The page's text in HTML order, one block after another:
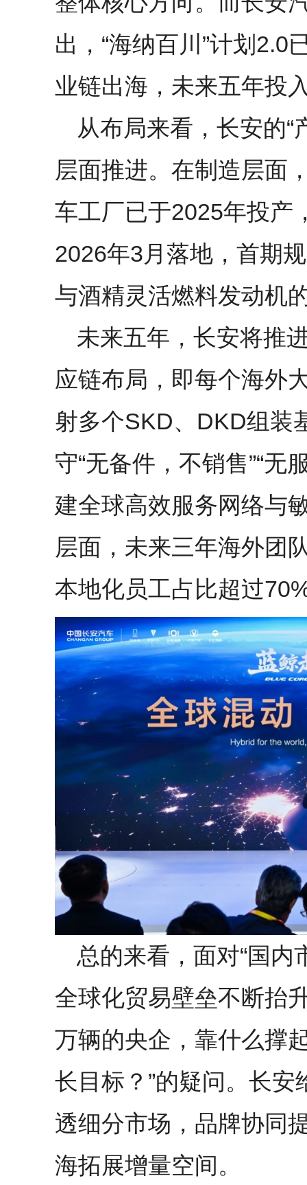
出，“海纳百川”计划2.0
业链出海，未来五年投
从布局来看，长安的“
层面推进。在制造层面
车工厂已于2025年投产
2026年3月落地，首期
与酒精灵活燃料发动机
未来五年，长安将推
应链布局，即每个海外
射多个SKD、DKD组装
守“无备件，不销售”“无
建全球高效服务网络与
层面，未来三年海外团
本地化员工占比超过
总的来看，面对“国
全球化贸易壁垒不断抬
万辆的央企，靠什么撑
长目标？”的疑问。长
透细分市场，品牌协同
海拓展增量空间。